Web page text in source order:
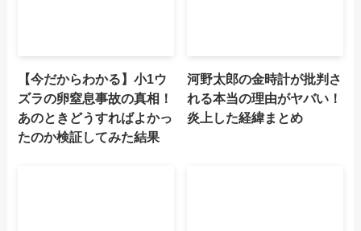
【今だからわかる】小1ウ
ズラの卵窒息事故の真相！
あのときどうすればよかっ
たのか検証してみた結果
河野太郎の金時計が批判さ
れる本当の理由がヤバい！
炎上した経緯まとめ